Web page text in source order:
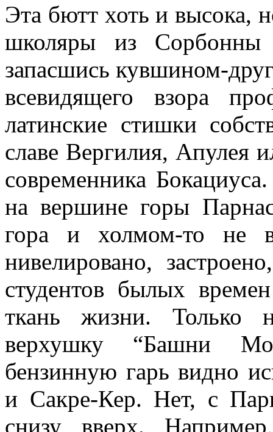
Эта бютт хоть и высока,
школяры из Сорбонны
запасшись кувшином-
всевидящего взора
латинские стишки
славе Вергилия, Апулея
современника
на вершине горы
гора и холмом-то не
нивелировано,
студентов былых
ткань жизни. Только
верхушку “Башни
бензинную гарь видно
и Сакре-Кер. Нет, с
снизу вверх.